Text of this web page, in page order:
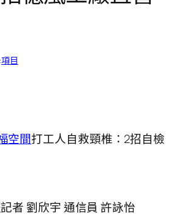
項目
空間打工人自救頸椎：2招自檢
者 劉欣宇 通信員 許詠怡